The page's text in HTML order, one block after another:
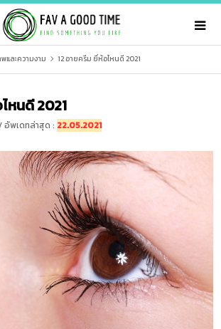
และความงาม 12 อายครีม ยี่ห้อไหนดี 2021
หนดี 2021
อัพเดทล่าสุด : 22.05.2021